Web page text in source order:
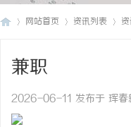
网站首页 资讯列表
兼职
2026-06-11 发布于 珲春